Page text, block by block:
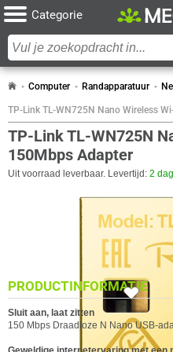
Categorie
Computer Randapparatuur
TP-Link TL-WN725N Nano Wireless
TP-Link TL-WN725N
150Mbps Adapter
Uit voorraad leverbaar. Levertijd: 2
9x
SPECIFICATIES
Antenne
BEVEILIGING
Eigenschap Waarde
Beveiliging
128-
PRODUCTINFORMATIE
Sluit aan, laat zitten
150 Mbps Draadloze N Nano USB-